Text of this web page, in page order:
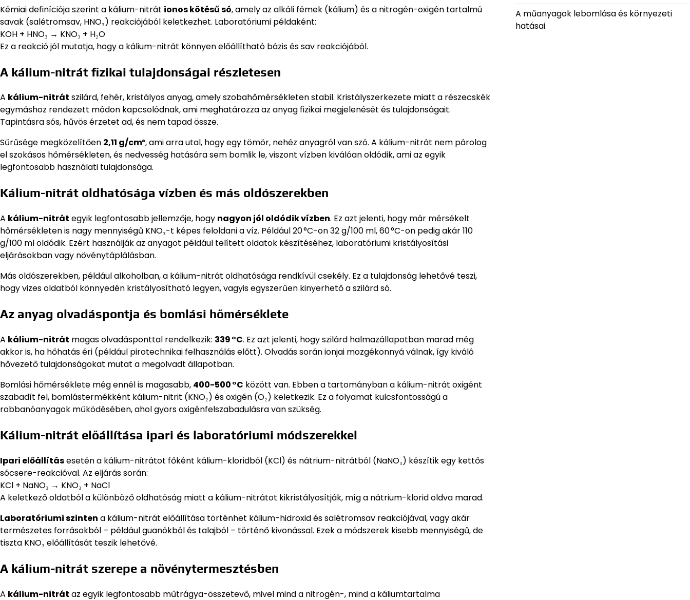
Kémiai definíciója szerint a kálium-nitrát ionos kötésű só, amely az alkáli fémek (kálium) és a nitrogén-oxigén tartalmú
savak (salétromsav, HNO₃) reakciójából keletkezhet. Laboratóriumi példaként:
KOH + HNO₃ → KNO₃ + H₂O
Ez a reakció jól mutatja, hogy a kálium-nitrát könnyen előállítható bázis és sav reakciójából.
A kálium-nitrát fizikai tulajdonságai részletesen
A kálium-nitrát szilárd, fehér, kristályos anyag, amely szobahőmérsékleten stabil. Kristályszerkezete miatt a részecskék
egymáshoz rendezett módon kapcsolódnak, ami meghatározza az anyag fizikai megjelenését és tulajdonságait.
Tapintásra sós, hűvös érzetet ad, és nem tapad össze.
Sűrűsége megközelítően 2,11 g/cm³, ami arra utal, hogy egy tömör, nehéz anyagról van szó. A kálium-nitrát nem párolog
el szokásos hőmérsékleten, és nedvesség hatására sem bomlik le, viszont vízben kiválóan oldódik, ami az egyik
legfontosabb használati tulajdonsága.
Kálium-nitrát oldhatósága vízben és más oldószerekben
A kálium-nitrát egyik legfontosabb jellemzője, hogy nagyon jól oldódik vízben. Ez azt jelenti, hogy már mérsékelt
hőmérsékleten is nagy mennyiségű KNO₃-t képes feloldani a víz. Például 20 °C-on 32 g/100 ml, 60 °C-on pedig akár 110
g/100 ml oldódik. Ezért használják az anyagot például telített oldatok készítéséhez, laboratóriumi kristályosítási
eljárásokban vagy növénytáplálásban.
Más oldószerekben, például alkoholban, a kálium-nitrát oldhatósága rendkívül csekély. Ez a tulajdonság lehetővé teszi,
hogy vizes oldatból könnyedén kristályosítható legyen, vagyis egyszerűen kinyerhető a szilárd só.
Az anyag olvadáspontja és bomlási hőmérséklete
A kálium-nitrát magas olvadásponttal rendelkezik: 339 °C. Ez azt jelenti, hogy szilárd halmazállapotban marad még
akkor is, ha hőhatás éri (például pirotechnikai felhasználás előtt). Olvadás során ionjai mozgékonnyá válnak, így kiváló
hővezető tulajdonságokat mutat a megolvadt állapotban.
Bomlási hőmérséklete még ennél is magasabb, 400-500 °C között van. Ebben a tartományban a kálium-nitrát oxigént
szabadít fel, bomlástermékként kálium-nitrit (KNO₂) és oxigén (O₂) keletkezik. Ez a folyamat kulcsfontosságú a
robbanóanyagok működésében, ahol gyors oxigénfelszabadulásra van szükség.
Kálium-nitrát előállítása ipari és laboratóriumi módszerekkel
Ipari előállításesetén a kálium-nitrátot főként kálium-kloridból (KCl) és nátrium-nitrátból (NaNO₃) készítik egy kettős
sócsere-reakcióval. Az eljárás során:
KCl + NaNO₃ → KNO₃ + NaCl
A keletkező oldatból a különböző oldhatóság miatt a kálium-nitrátot kikristályosítják, míg a nátrium-klorid oldva marad.
Laboratóriumi szinten a kálium-nitrát előállítása történhet kálium-hidroxid és salétromsav reakciójával, vagy akár
természetes forrásokból – például guanókból és talajból – történő kivonással. Ezek a módszerek kisebb mennyiségű, de
tiszta KNO₃ előállítását teszik lehetővé.
A kálium-nitrát szerepe a növénytermesztésben
A kálium-nitrát az egyik legfontosabb műtrágya-összetevő, mivel mind a nitrogén-, mind a káliumtartalma
A műanyagok lebomlása és környezeti
hatásai